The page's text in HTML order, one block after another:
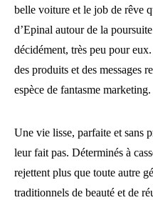
belle voiture et le job de rêve
d’Epinal autour de la
décidément, très peu pour
des produits et des messages
espèce de fantasme marketing.
Une vie lisse, parfaite et sans
leur fait pas. Déterminés à
rejettent plus que toute autre
traditionnels de beauté et de